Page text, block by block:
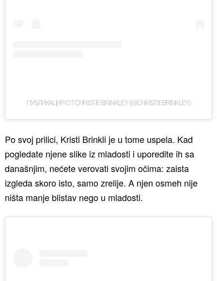
ПУБЛИКАЦИЯ ОТ CHRISTIE BRINKLEY (@CHRISTIEBRINKLEY)
Po svoj prilici, Kristi Brinkli je u tome uspela. Kad
pogledate njene slike iz mladosti i uporedite ih sa
današnjim, nećete verovati svojim očima: zaista
izgleda skoro isto, samo zrelije. A njen osmeh nije
ništa manje blistav nego u mladosti.